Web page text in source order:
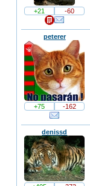
+21 -60
peterer
+75 -162
denissd